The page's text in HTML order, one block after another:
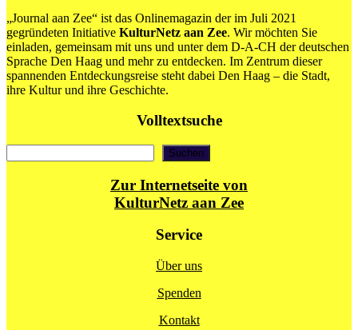
„Journal aan Zee“ ist das Onlinemagazin der im Juli 2021
gegründeten Initiative KulturNetz aan Zee. Wir möchten Sie
einladen, gemeinsam mit uns und unter dem D-A-CH der deutschen
Sprache Den Haag und mehr zu entdecken. Im Zentrum dieser
spannenden Entdeckungsreise steht dabei Den Haag – die Stadt,
ihre Kultur und ihre Geschichte.
Volltextsuche
Suchen
Zur Internetseite von
KulturNetz aan Zee
Service
Über uns
Spenden
Kontakt